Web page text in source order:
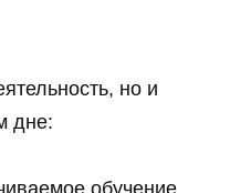
но и
дне: